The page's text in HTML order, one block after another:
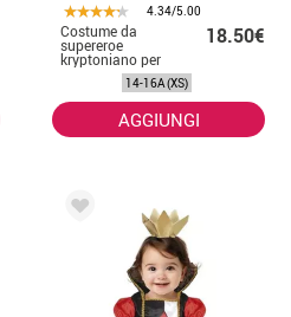
4.34/5.00
Costume da
supereroe
kryptoniano per
adolescenti
18.50€
14-16A (XS)
AGGIUNGI